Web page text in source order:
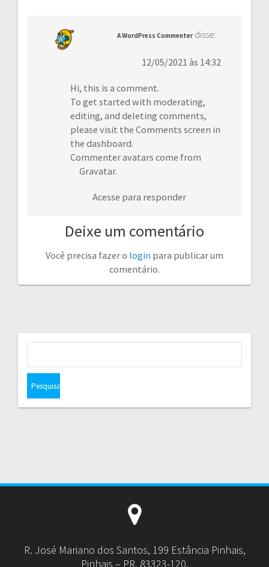
A WordPress Commenter disse:
12/05/2021 às 14:32
Hi, this is a comment.
To get started with moderating,
editing, and deleting comments,
please visit the Comments screen in
the dashboard.
Commenter avatars come from
Gravatar.
Acesse para responder
Deixe um comentário
Você precisa fazer o login para publicar um
comentário.
R. José Mariano dos Santos, 199 Estância Pinhais,
Pinhais – PR, 83323-120.